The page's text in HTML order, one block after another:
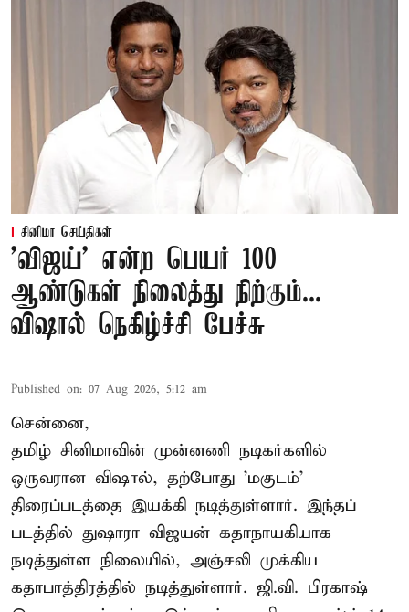
சினிமா செய்திகள்
'விஜய்' என்ற பெயர் 100
ஆண்டுகள் நிலைத்து நிற்கும்...
விஷால் நெகிழ்ச்சி பேச்சு
Published on: 07 Aug 2026, 5:12 am
சென்னை,
தமிழ் சினிமாவின் முன்னணி நடிகர்களில்
ஒருவரான விஷால், தற்போது 'மகுடம்'
திரைப்படத்தை இயக்கி நடித்துள்ளார். இந்தப்
படத்தில் துஷாரா விஜயன் கதாநாயகியாக
நடித்துள்ள நிலையில், அஞ்சலி முக்கிய
கதாபாத்திரத்தில் நடித்துள்ளார். ஜி.வி. பிரகாஷ்